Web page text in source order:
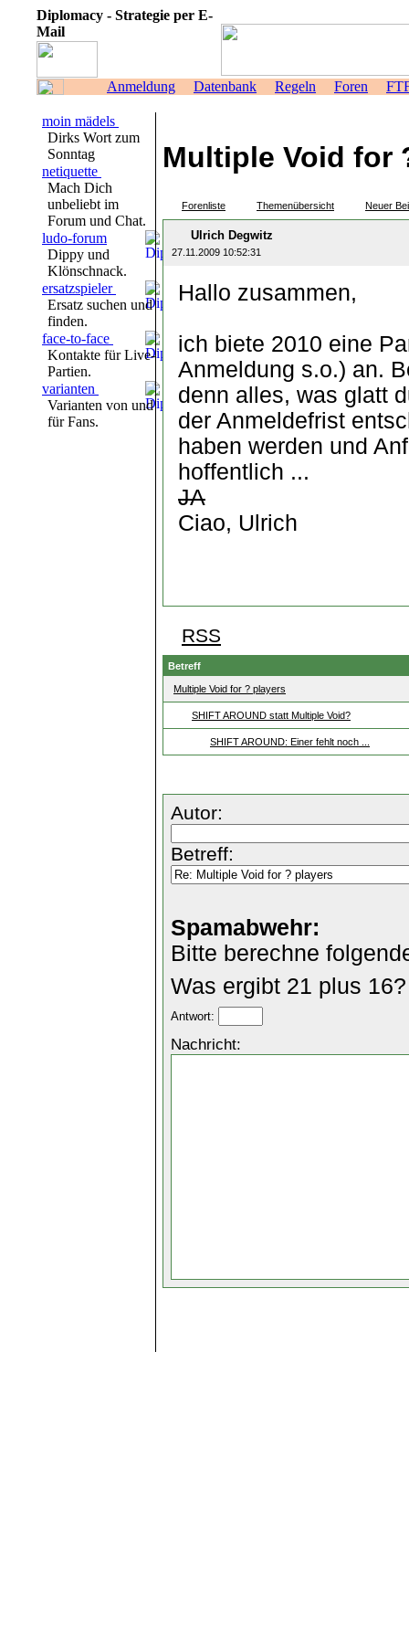
Diplomacy - Strategie per E-
Mail
Anmeldung Datenbank Regeln Foren
moin mädels
Dirks Wort zum
Sonntag
netiquette
Mach Dich
unbeliebt im
Forum und Chat.
ludo-forum
Dippy und
Klönschnack.
ersatzspieler
Ersatz suchen und
finden.
face-to-face
Kontakte für Live-
Partien.
varianten
Varianten von und
für Fans.
Multiple Void for
Forenliste Themenübersicht Neuer
Ulrich Degwitz
27.11.2009 10:52:31
Hallo zusammen,
ich biete 2010 eine
Anmeldung s.o.) an.
denn alles, was glatt
der Anmeldefrist
haben werden und
hoffentlich ...
JA
Ciao, Ulrich
RSS
Betreff
Multiple Void for ? players
SHIFT AROUND statt Multiple Void?
SHIFT AROUND: Einer fehlt noch ...
Autor:
Betreff:
Spamabwehr:
Bitte berechne
Was ergibt 21 plus 16?
Antwort:
Nachricht: